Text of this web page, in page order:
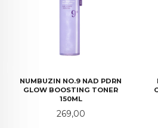
NUMBUZIN NO.9 NAD PDRN
GLOW BOOSTING TONER
150ML
Pris
269,00